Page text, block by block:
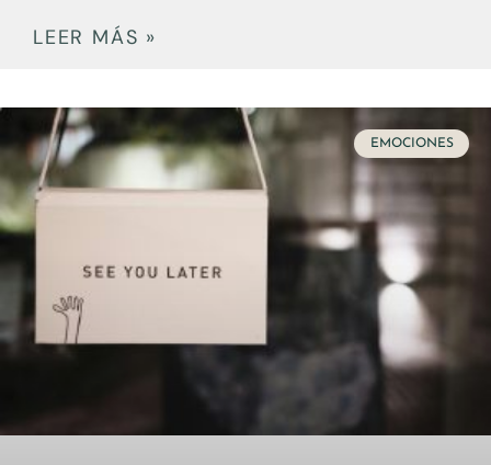
LEER MÁS »
EMOCIONES